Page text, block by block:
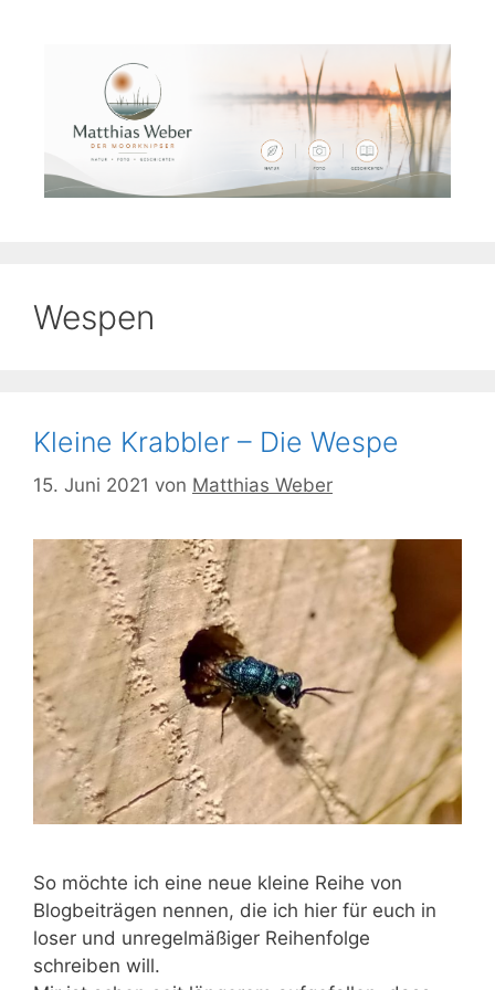
Wespen
Kleine Krabbler – Die Wespe
15. Juni 2021 von Matthias Weber
So möchte ich eine neue kleine Reihe von
Blogbeiträgen nennen, die ich hier für euch in
loser und unregelmäßiger Reihenfolge
schreiben will.